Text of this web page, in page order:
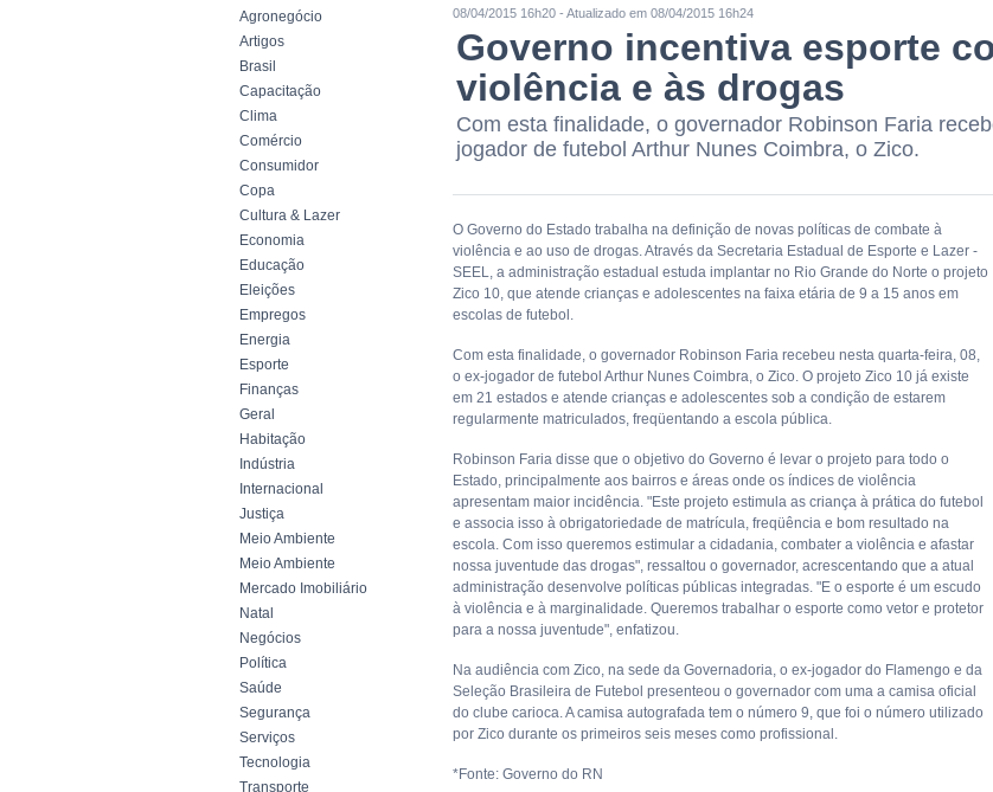
Agronegócio
Artigos
Brasil
Capacitação
Clima
Comércio
Consumidor
Copa
Cultura & Lazer
Economia
Educação
Eleições
Empregos
Energia
Esporte
Finanças
Geral
Habitação
Indústria
Internacional
Justiça
Meio Ambiente
Meio Ambiente
Mercado Imobiliário
Natal
Negócios
Política
Saúde
Segurança
Serviços
Tecnologia
Transporte
08/04/2015 16h20 - Atualizado em 08/04/2015 16h24
Governo incentiva esporte
violência e às drogas
Com esta finalidade, o governador Robinson Faria
jogador de futebol Arthur Nunes Coimbra, o Zico.
O Governo do Estado trabalha na definição de novas políticas de combate à
violência e ao uso de drogas. Através da Secretaria Estadual de Esporte e Lazer -
SEEL, a administração estadual estuda implantar no Rio Grande do Norte o projeto
Zico 10, que atende crianças e adolescentes na faixa etária de 9 a 15 anos em
escolas de futebol.
Com esta finalidade, o governador Robinson Faria recebeu nesta quarta-feira, 08,
o ex-jogador de futebol Arthur Nunes Coimbra, o Zico. O projeto Zico 10 já existe
em 21 estados e atende crianças e adolescentes sob a condição de estarem
regularmente matriculados, freqüentando a escola pública.
Robinson Faria disse que o objetivo do Governo é levar o projeto para todo o
Estado, principalmente aos bairros e áreas onde os índices de violência
apresentam maior incidência. "Este projeto estimula as criança à prática do futebol
e associa isso à obrigatoriedade de matrícula, freqüência e bom resultado na
escola. Com isso queremos estimular a cidadania, combater a violência e afastar
nossa juventude das drogas", ressaltou o governador, acrescentando que a atual
administração desenvolve políticas públicas integradas. "E o esporte é um escudo
à violência e à marginalidade. Queremos trabalhar o esporte como vetor e protetor
para a nossa juventude", enfatizou.
Na audiência com Zico, na sede da Governadoria, o ex-jogador do Flamengo e da
Seleção Brasileira de Futebol presenteou o governador com uma a camisa oficial
do clube carioca. A camisa autografada tem o número 9, que foi o número utilizado
por Zico durante os primeiros seis meses como profissional.
*Fonte: Governo do RN